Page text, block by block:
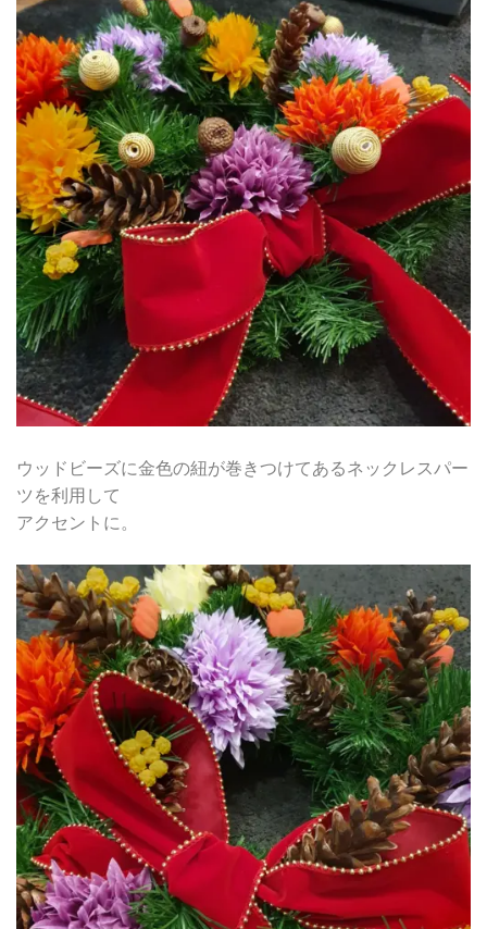
ウッドビーズに金色の紐が巻きつけてあるネックレスパー
ツを利用して
アクセントに。